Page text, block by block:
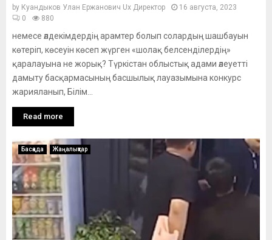
by Куандыков Улан Ержанович Ux Директор
16 августа, 2023
0
880
немесе әлдекімдердің арамтер болып солардың шашбауын
көтеріп, көсеуін көсеп жүрген «шолақ белсенділердің»
қаралауына не жорық? Түркістан облыстық адами әлеуетті
дамыту басқармасының басшылық лауазымына конкурс
жарияланып, Білім...
Read more
Басқада Жаңалықтар